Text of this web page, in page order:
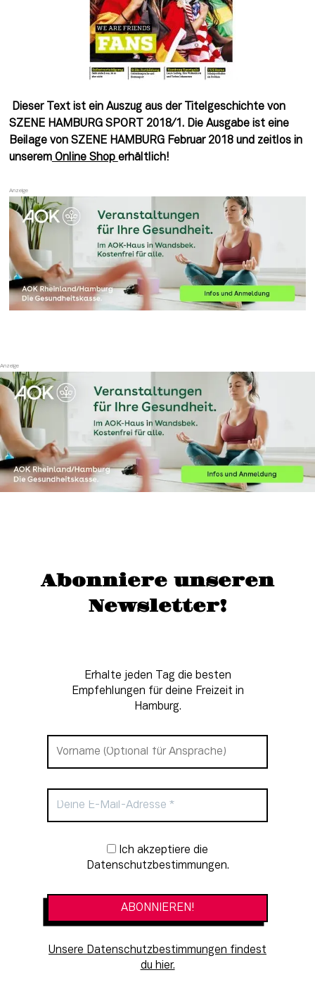
Dieser Text ist ein Auszug aus der Titelgeschichte von
SZENE HAMBURG SPORT 2018/1. Die Ausgabe ist eine
Beilage von SZENE HAMBURG Februar 2018 und zeitlos in
unseremOnline Shop erhältlich!
Abonniere unseren
Newsletter!
Erhalte jeden Tag die besten
Empfehlungen für deine Freizeit in
Hamburg.
Newsletter-Anmeldung
Datenschutzbestimmungen.
Unsere Datenschutzbestimmungen findest
du hier.